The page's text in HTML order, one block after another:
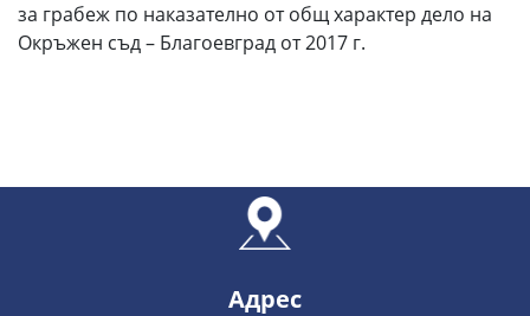
за грабеж по наказателно от общ характер дело на
Окръжен съд – Благоевград от 2017 г.
Адрес